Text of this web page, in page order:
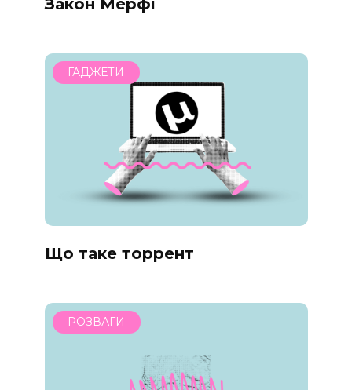
Закон Мерфі
ГАДЖЕТИ
Що таке торрент
РОЗВАГИ